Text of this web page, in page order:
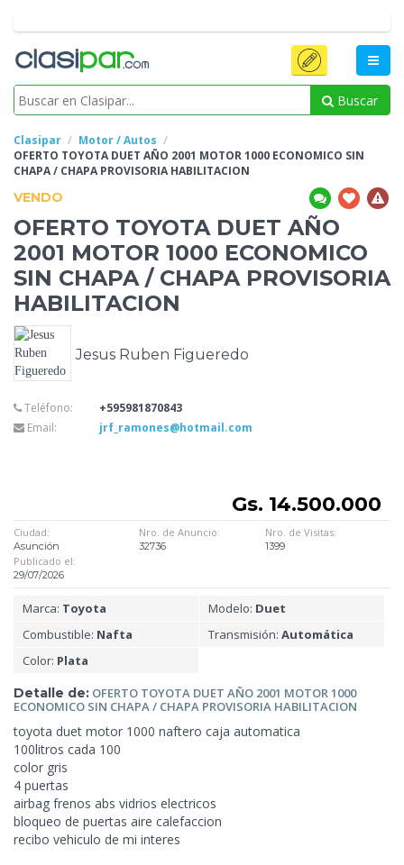
Buscar
Clasipar
Motor / Autos
OFERTO TOYOTA DUET AÑO 2001 MOTOR1000 ECONOMICO SIN
CHAPA / CHAPA PROVISORIA HABILITACION
VENDO
OFERTO TOYOTA DUET AÑO
2001 MOTOR 1000 ECONOMICO
SIN CHAPA / CHAPA PROVISORIA
HABILITACION
Jesus Ruben Figueredo
Teléfono:
+595981870843
Email:
jrf_ramones@hotmail.com
Gs. 14.500.000
Ciudad:
Asunción
Nro. de Anuncio:
32736
Nro. de Visitas:
1399
Publicado el:
29/07/2026
Marca: Toyota Modelo: Duet
Combustible: Nafta Transmisión: Automática
Color: Plata
Detalle de: OFERTO TOYOTA DUET AÑO 2001 MOTOR1000
ECONOMICO SIN CHAPA / CHAPA PROVISORIA HABILITACION
toyota duet motor 1000 naftero caja automatica
100litros cada 100
color gris
4 puertas
airbag frenos abs vidrios electricos
bloqueo de puertas aire calefaccion
recibo vehiculo de mi interes